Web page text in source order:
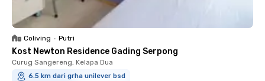
Coliving • Putri
Kost Newton Residence Gading Serpong
Curug Sangereng, Kelapa Dua
6.5 km dari grha unilever bsd